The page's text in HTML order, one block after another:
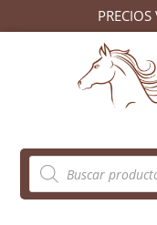
Búsqueda
de
productos